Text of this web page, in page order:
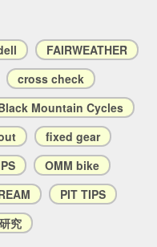
FAIRWEATHER
cross check
Mountain Cycles
fixed gear
OMM bike
PIT TIPS
究